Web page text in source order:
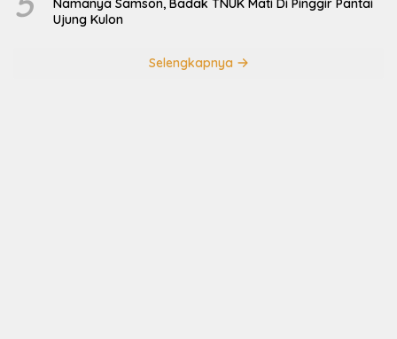
Namanya Samson, Badak TNUK Mati Di Pinggir Pantai
Ujung Kulon
Selengkapnya